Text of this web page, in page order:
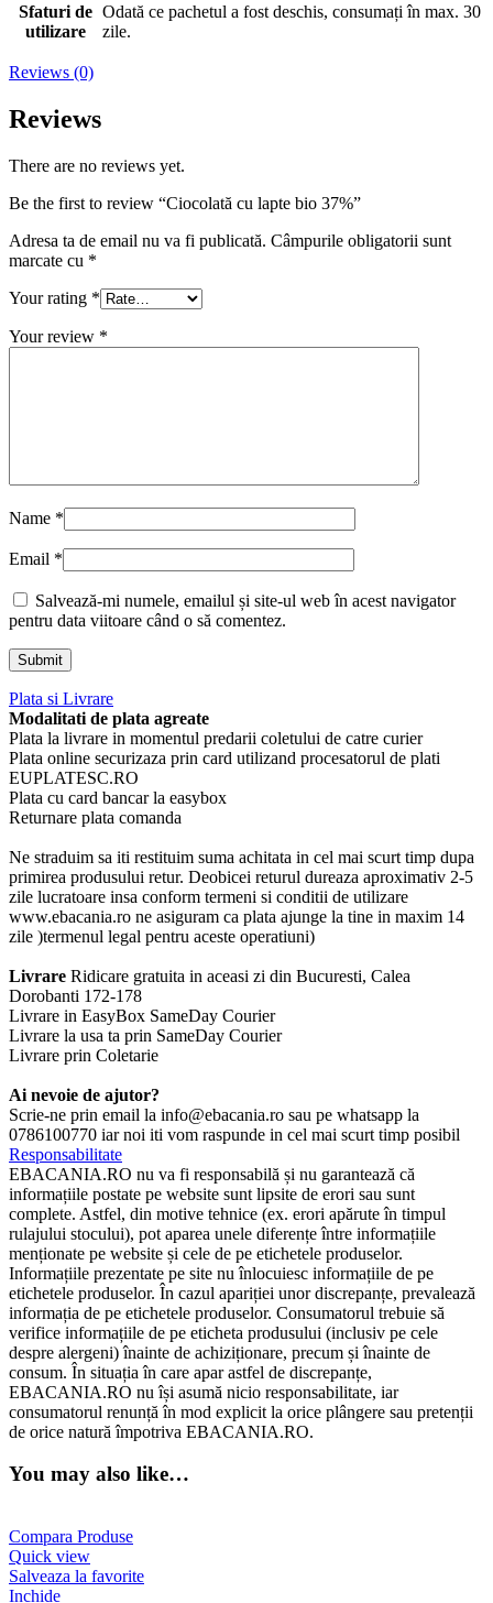
Sfaturi de
utilizare
Odată ce pachetul a fost deschis, consumați în max. 30
zile.
Reviews (0)
Reviews
There are no reviews yet.
Be the first to review “Ciocolată cu lapte bio 37%”
Adresa ta de email nu va fi publicată. Câmpurile obligatorii sunt
marcate cu *
Your rating *
Your review *
Name *
Email *
Salvează-mi numele, emailul și site-ul web în acest navigator
pentru data viitoare când o să comentez.
Plata si Livrare
Modalitati de plata agreate
Plata la livrare in momentul predarii coletului de catre curier
Plata online securizaza prin card utilizand procesatorul de plati
EUPLATESC.RO
Plata cu card bancar la easybox
Returnare plata comanda
Ne straduim sa iti restituim suma achitata in cel mai scurt timp dupa
primirea produsului retur. Deobicei returul dureaza aproximativ 2-5
zile lucratoare insa conform termeni si conditii de utilizare
www.ebacania.ro ne asiguram ca plata ajunge la tine in maxim 14
zile )termenul legal pentru aceste operatiuni)
Livrare Ridicare gratuita in aceasi zi din Bucuresti, Calea
Dorobanti 172-178
Livrare in EasyBox SameDay Courier
Livrare la usa ta prin SameDay Courier
Livrare prin Coletarie
Ai nevoie de ajutor?
Scrie-ne prin email la info@ebacania.ro sau pe whatsapp la
0786100770 iar noi iti vom raspunde in cel mai scurt timp posibil
Responsabilitate
EBACANIA.RO nu va fi responsabilă și nu garantează că
informațiile postate pe website sunt lipsite de erori sau sunt
complete. Astfel, din motive tehnice (ex. erori apărute în timpul
rulajului stocului), pot aparea unele diferențe între informațiile
menționate pe website și cele de pe etichetele produselor.
Informațiile prezentate pe site nu înlocuiesc informațiile de pe
etichetele produselor. În cazul apariției unor discrepanțe, prevalează
informația de pe etichetele produselor. Consumatorul trebuie să
verifice informațiile de pe eticheta produsului (inclusiv pe cele
despre alergeni) înainte de achiziționare, precum și înainte de
consum. În situația în care apar astfel de discrepanțe,
EBACANIA.RO nu își asumă nicio responsabilitate, iar
consumatorul renunță în mod explicit la orice plângere sau pretenții
de orice natură împotriva EBACANIA.RO.
You may also like…
Compara Produse
Quick view
Salveaza la favorite
Inchide